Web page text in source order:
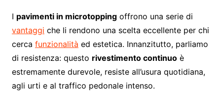
I pavimenti in microtoppingoffrono una serie di
vantaggi che li rendono una scelta eccellente per chi
cerca funzionalità ed estetica. Innanzitutto, parliamo
di resistenza: questo rivestimento continuoè
estremamente durevole, resiste all’usura quotidiana,
agli urti e al traffico pedonale intenso.